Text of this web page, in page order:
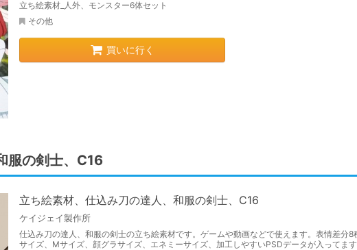
立ち絵素材_人外、モンスター6体セット
その他
買いに行く
服の剣士、C16
立ち絵素材、仕込み刀の達人、和服の剣士、C16
ケイジェイ製作所
仕込み刀の達人、和服の剣士の立ち絵素材です。ゲームや動画などで使えます。表情差分8
サイズ、Mサイズ、顔グラサイズ、エネミーサイズ、加工しやすいPSDデータが入ってます